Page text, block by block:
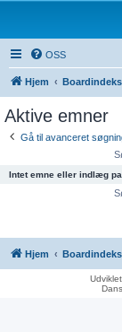
OSS
Hjem Boardindeks
Aktive emner
Gå til avanceret
Intet emne eller indlæg
Hjem Boardindeks